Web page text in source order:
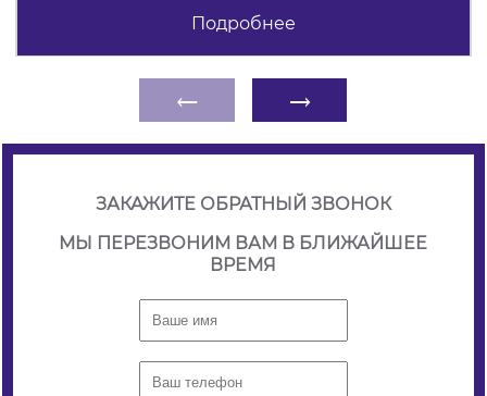
Подробнее
← →
ЗАКАЖИТЕ ОБРАТНЫЙ ЗВОНОК
МЫ ПЕРЕЗВОНИМ ВАМ В БЛИЖАЙШЕЕ
ВРЕМЯ